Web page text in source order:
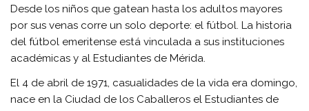
Desde los niños que gatean hasta los adultos mayores
por sus venas corre un solo deporte: el fútbol. La historia
del fútbol emeritense está vinculada a sus instituciones
académicas y al Estudiantes de Mérida.
El 4 de abril de 1971, casualidades de la vida era domingo,
nace en la Ciudad de los Caballeros el Estudiantes de